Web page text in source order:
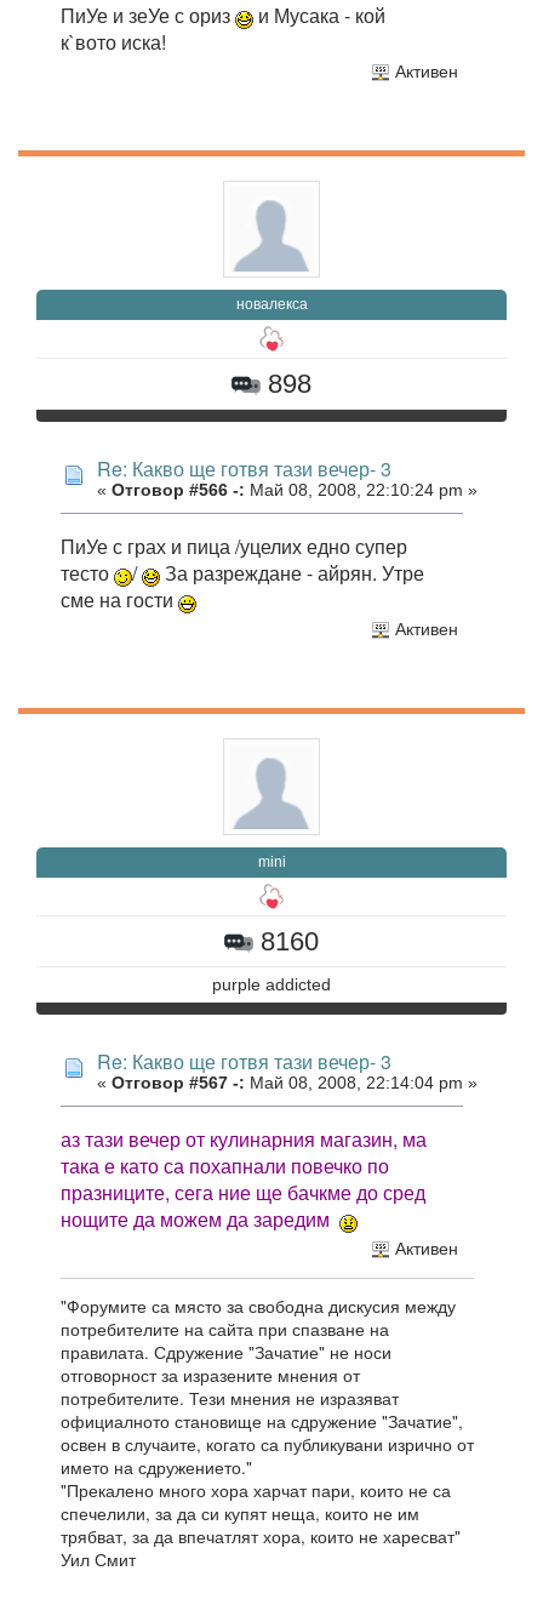
ПиУе и зеУе с ориз
и Мусака - кой
к`вото иска!
Активен
новалекса
898
Re: Какво ще готвя тази вечер- 3
« Отговор #566 -: Май 08, 2008, 22:10:24 pm »
ПиУе с грах и пица /уцелих едно супер
тесто
/
За разреждане - айрян. Утре
сме на гости
Активен
mini
8160
purple addicted
Re: Какво ще готвя тази вечер- 3
« Отговор #567 -: Май 08, 2008, 22:14:04 pm »
аз тази вечер от кулинарния магазин, ма
така е като са похапнали повечко по
празниците, сега ние ще бачкме до сред
нощите да можем да заредим
Активен
"Форумите са място за свободна дискусия между
потребителите на сайта при спазване на
правилата. Сдружение "Зачатие" не носи
отговорност за изразените мнения от
потребителите. Тези мнения не изразяват
официалното становище на сдружение "Зачатие",
освен в случаите, когато са публикувани изрично от
името на сдружението."
"Прекалено много хора харчат пари, които не са
спечелили, за да си купят неща, които не им
трябват, за да впечатлят хора, които не харесват"
Уил Смит